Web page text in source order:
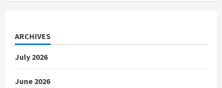
ARCHIVES
July 2026
June 2026